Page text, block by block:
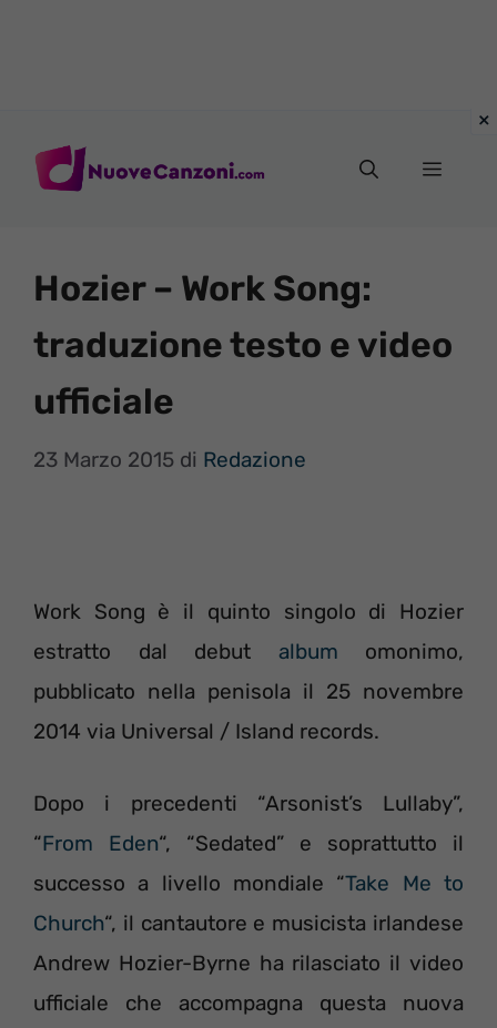
Menu
Hozier – Work Song:
traduzione testo e video
ufficiale
23 Marzo 2015 di Redazione
Work Song è il quinto singolo di Hozier
estratto dal debut album omonimo,
pubblicato nella penisola il 25 novembre
2014 via Universal / Island records.
Dopo i precedenti “Arsonist’s Lullaby”,
“From Eden“, “Sedated” e soprattutto il
successo a livello mondiale “Take Me to
Church“, il cantautore e musicista irlandese
Andrew Hozier-Byrne ha rilasciato il video
ufficiale che accompagna questa nuova